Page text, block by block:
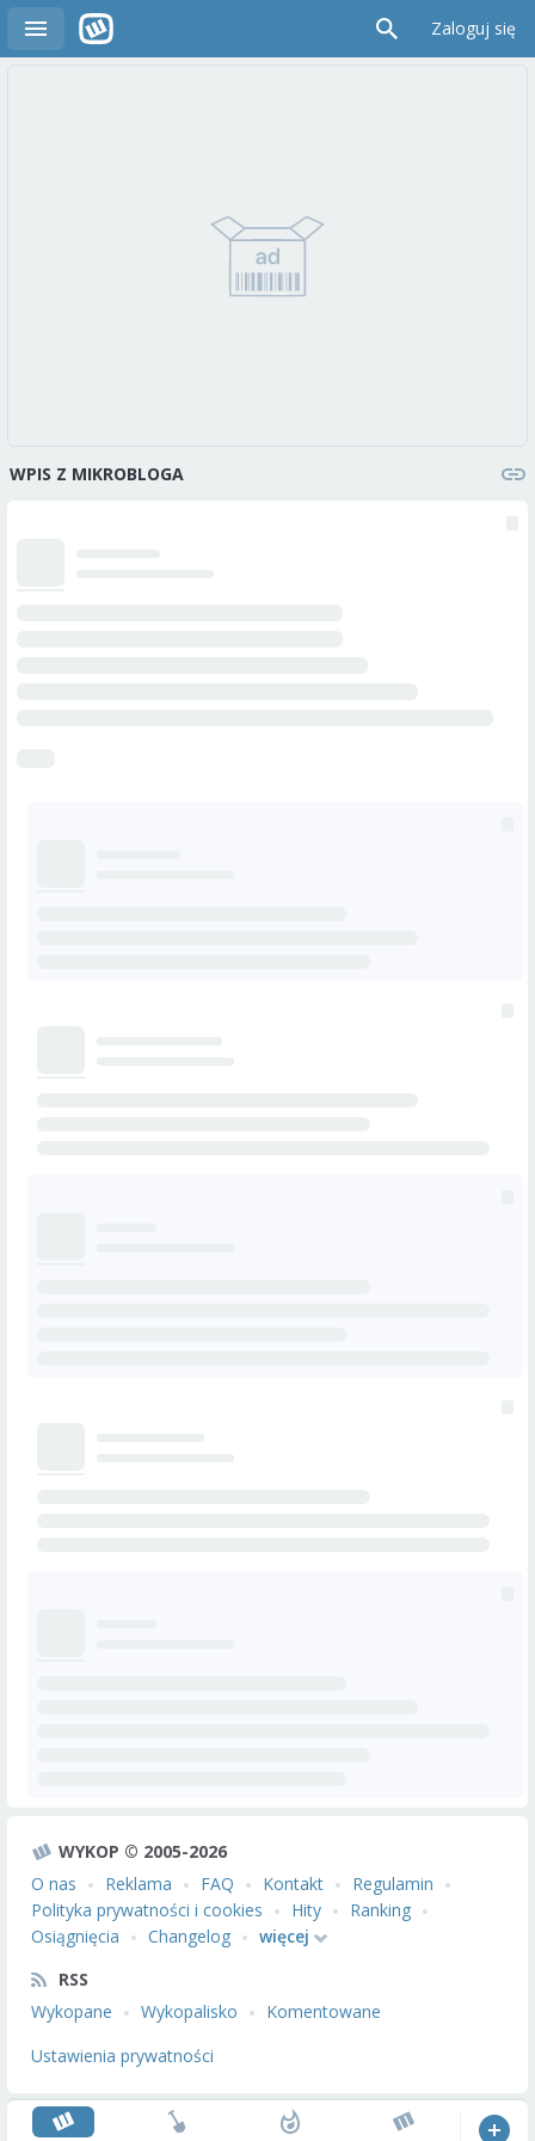
Zaloguj się
WPIS Z MIKROBLOGA
WYKOP © 2005-2026
O nas
Reklama FAQ Kontakt
Regulamin
Polityka prywatności i cookies
Hity
Ranking
Osiągnięcia
Changelog
więcej
RSS
Wykopane
Wykopalisko
Komentowane
Ustawienia prywatności